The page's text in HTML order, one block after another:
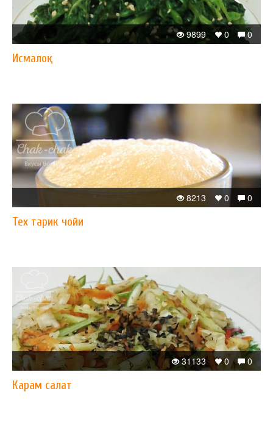
0
0
9899
Исмалоқ
0
0
8213
Теx тарик чойи
0
0
31133
Карам салат